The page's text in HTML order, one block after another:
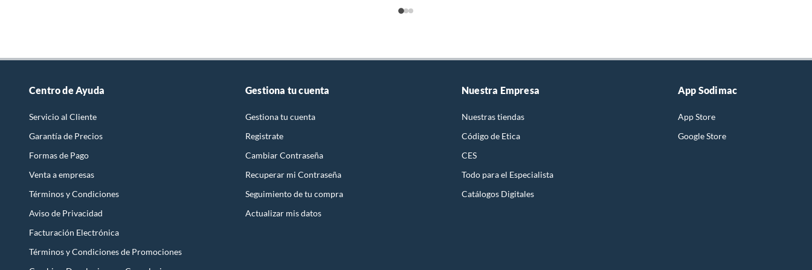
mantener tu ropa impecable. También te ofrecemos estabilizadores, una excelente opción para proteger tus
Side by Side
Centro de Ayuda
Servicio al Cliente
Garantía de Precios
Formas de Pago
Venta a empresas
Términos y Condiciones
Aviso de Privacidad
Facturación Electrónica
Términos y Condiciones de Promociones
Gestiona tu cuenta
Gestiona tu cuenta
Registrate
Cambiar Contraseña
Recuperar mi Contraseña
Seguimiento de tu compra
Actualizar mis datos
Nuestra Empresa
Nuestras tiendas
Código de Etica
CES
Todo para el Especialista
Catálogos Digitales
App Sodimac
App Store
Google Store